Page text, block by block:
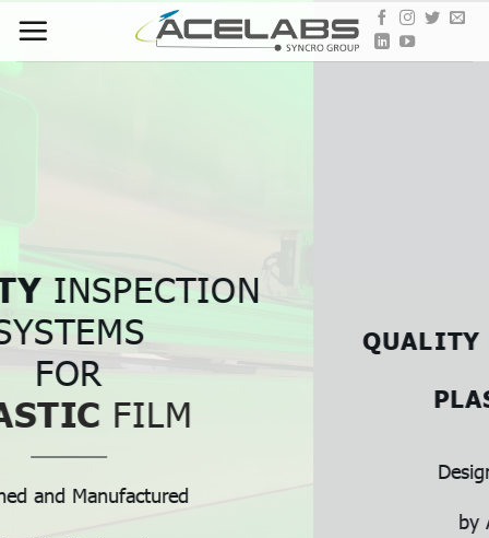
content
QUALITY
INSPECTION SYSTEMS
PLASTIC